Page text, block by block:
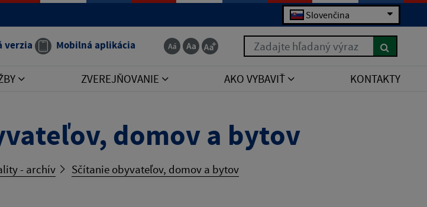
Slovenčina
verzia Mobilná aplikácia Zadajte hľadaný výraz
ZVEREJŇOVANIE AKO VYBAVIŤ KONTAKTY
domov a bytov
- archív Sčítanie obyvateľov, domov a bytov